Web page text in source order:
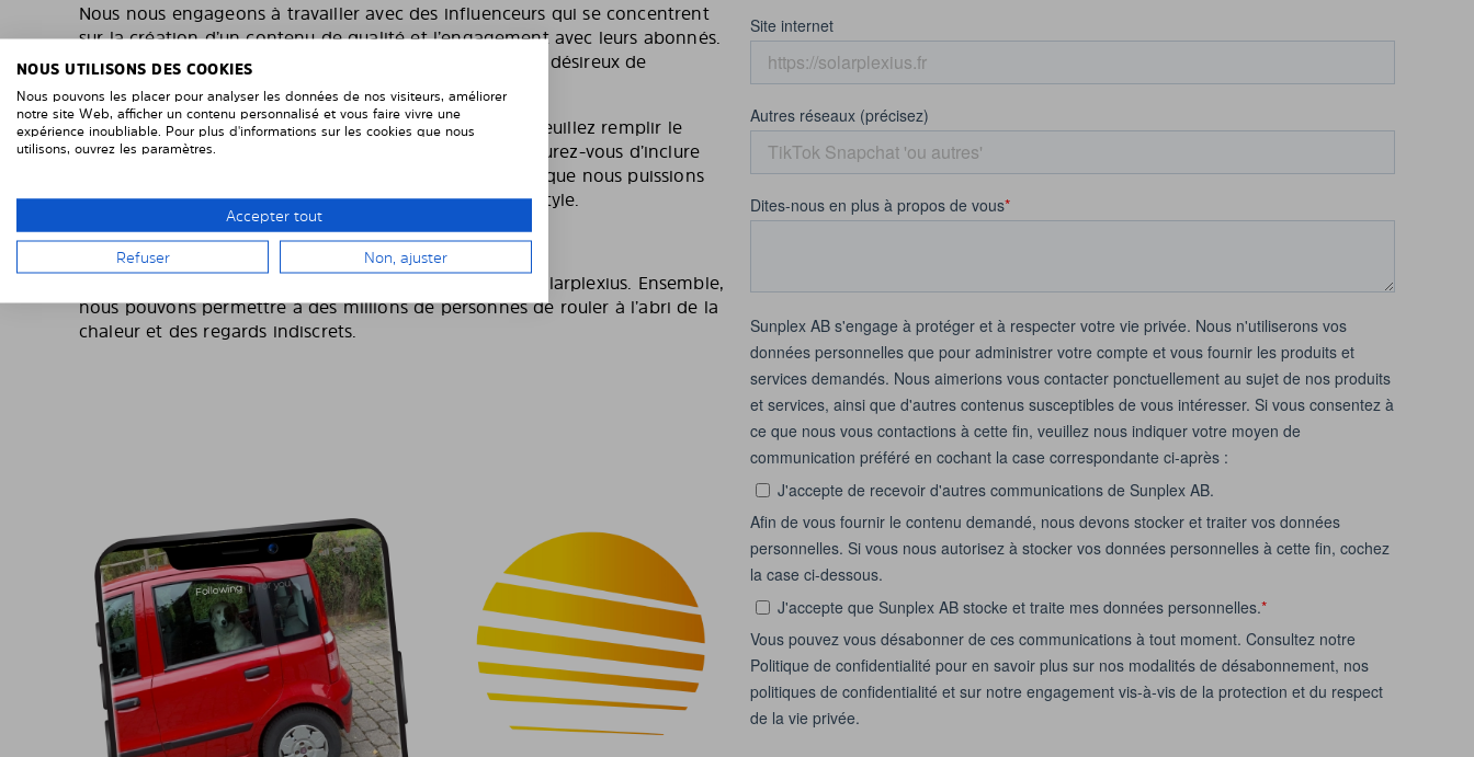
Nous nous engageons à travailler avec des influenceurs qui se concentrent
sur la création d’un contenu de qualité et l’engagement avec leurs abonnés.
Nous recherchons des influenceurs fiables, honnêtes et désireux de
partager notre mission.
Si vous souhaitez devenir un influenceur Solarplexius, veuillez remplir le
formulaire ci-dessous et nous en dire plus sur vous. Assurez-vous d’inclure
tous les liens vers vos comptes de réseaux sociaux afin que nous puissions
avoir une meilleure idée de votre contenu et de votre style.
Nous avons hâte d’avoir de vos nouvelles !
Merci de votre intérêt pour notre produit de marque Solarplexius. Ensemble,
nous pouvons permettre à des millions de personnes de rouler à l’abri de la
chaleur et des regards indiscrets.
NOUS UTILISONS DES COOKIES
Nous pouvons les placer pour analyser les données de nos visiteurs, améliorer
notre site Web, afficher un contenu personnalisé et vous faire vivre une
expérience inoubliable. Pour plus d'informations sur les cookies que nous
utilisons, ouvrez les paramètres.
Accepter tout
Refuser Non, ajuster